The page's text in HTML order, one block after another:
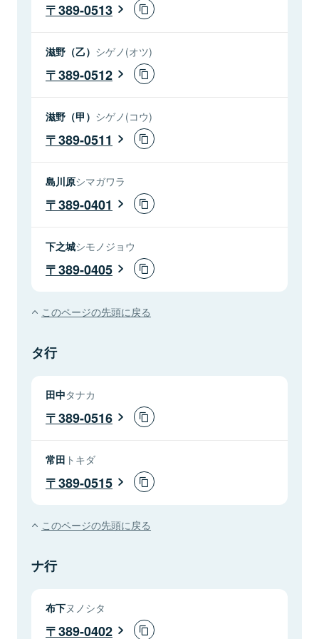
389-0513
滋野（乙） シゲノ(オツ)
389-0512
滋野（甲） シゲノ(コウ)
389-0511
島川原シマガワラ
389-0401
下之城シモノジョウ
389-0405
このページの先頭に戻る
タ行
田中タナカ
389-0516
常田 トキダ
389-0515
このページの先頭に戻る
ナ行
布下ヌノシタ
389-0402